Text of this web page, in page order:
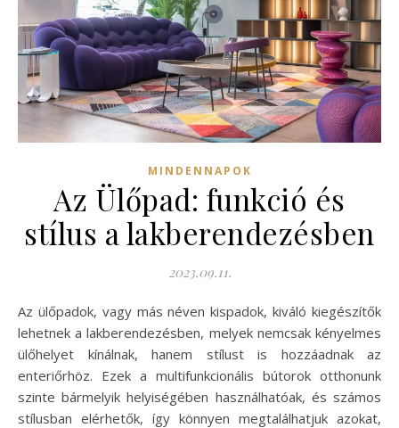
MINDENNAPOK
Az Ülőpad: funkció és
stílus a lakberendezésben
2023.09.11.
Az ülőpadok, vagy más néven kispadok, kiváló kiegészítők
lehetnek a lakberendezésben, melyek nemcsak kényelmes
ülőhelyet kínálnak, hanem stílust is hozzáadnak az
enteriőrhöz. Ezek a multifunkcionális bútorok otthonunk
szinte bármelyik helyiségében használhatóak, és számos
stílusban elérhetők, így könnyen megtalálhatjuk azokat,